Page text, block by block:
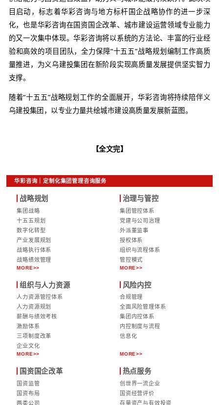
第二，优化五大业务板块协同布局。华彩将通过业
价值链重构，推动房地产开发、工程咨询、供应链
质增效，强化保租房、物业服务等民生载体功能，
运营的全链条服务体系。
第三，强化国企责任担当与治理效能。华彩将城市
障、共同富裕等战略要求深度融入规划框架，提升
供给能力与国资运营效益，助力义乌城市能级持续
化，也是华彩咨询在国资国企改革、城市建设运营
验和高效的项目团队，全力保障“十五五”战略规划
量推进，为义乌建投集团在新阶段实现高质量发展
支撑。
随着“十五五”战略规划工作的全面展开，华彩咨询
乌建投集团，以专业力量共绘城市建设高质量发展新
【全文完】
华彩咨询｜定制化集团管理咨询服务
战略规划
集团战略
十五五规划
集团管控体系
党建与公司治理